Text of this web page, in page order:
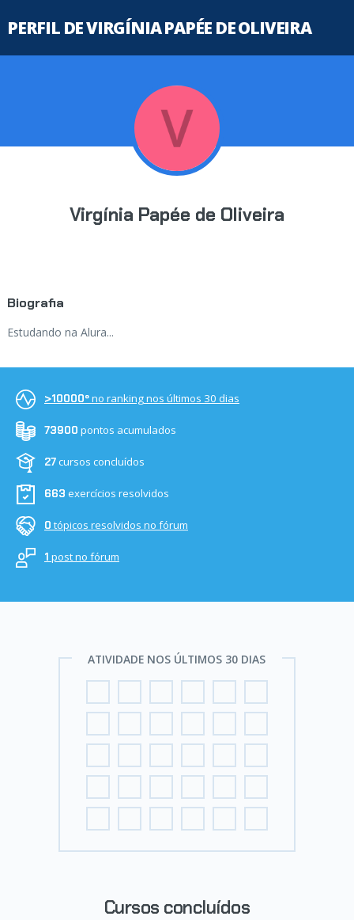
PERFIL DE VIRGÍNIA PAPÉE DE OLIVEIRA
Virgínia Papée de Oliveira
Biografia
Estudando na Alura...
>10000ºno ranking nos últimos 30 dias
73900 pontos acumulados
27cursos concluídos
663 exercícios resolvidos
0 tópicos resolvidos no fórum
1 post no fórum
ATIVIDADE NOS ÚLTIMOS 30 DIAS
Cursos concluídos